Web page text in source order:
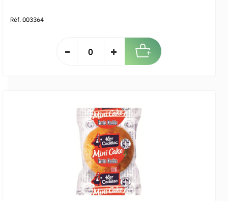
Réf. 003364